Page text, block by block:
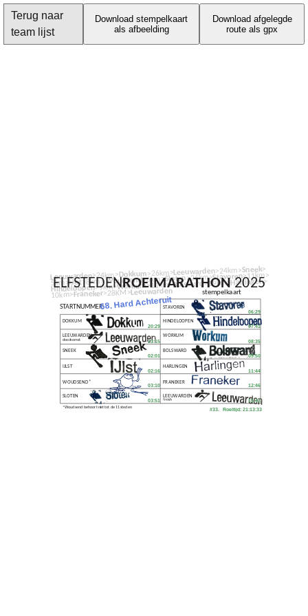
Terug naar
team lijst
Download stempelkaart
als afbeelding
Download afgelegde
route als gpx